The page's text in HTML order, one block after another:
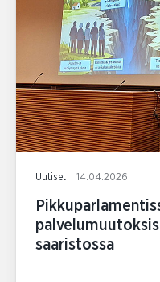
Uutiset 14.04.2026
saaristossa